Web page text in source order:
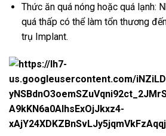
Thức ăn quá nóng hoặc quá lạnh:
quá thấp có thể làm tổn thương
trụ Implant.